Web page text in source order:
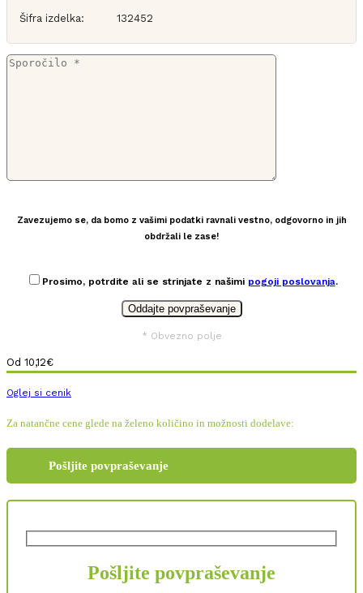
Šifra izdelka: 132452
Zavezujemo se, da bomo z vašimi podatki ravnali vestno, odgovorno in jih
obdržali le zase!
Prosimo, potrdite ali se strinjate z našimi pogoji poslovanja.
* Obvezno polje
Od 10,12€
Oglej si cenik
Za natančne cene glede na želeno količino in možnosti dodelave:
Pošljite povpraševanje
Pošljite povpraševanje